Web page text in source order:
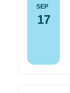
SEP
17